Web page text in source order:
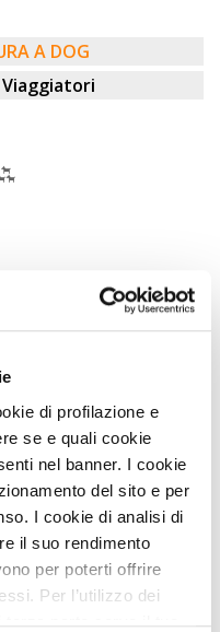
di profilazione e
se e quali cookie
nel banner. I cookie
del sito e per
I cookie di analisi di
il suo rendimento
per poterti offrire
Per l’utilizzo dei
A DOG